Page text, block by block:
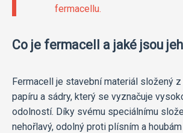
fermacellu.
Co je fermacell a jaké jsou
Fermacell je stavební materiál složený
papíru a sádry, který se vyznačuje
odolností. Díky svému speciálnímu
nehořlavý, odolný proti plísním a